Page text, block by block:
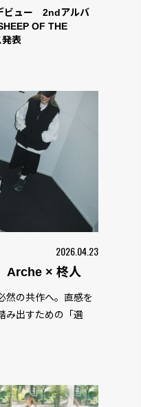
ビュー 2ndアルバ
OF THE
発表
2026.04.23
Arche × 柊人
然の共作へ。直感を
み出すための「選